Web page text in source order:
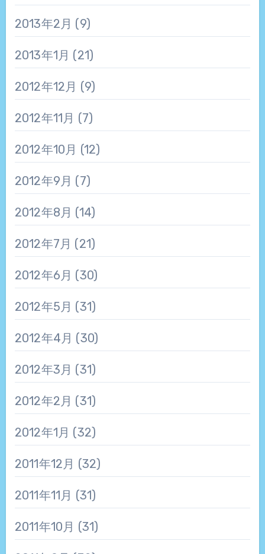
2013年2月 (9)
2013年1月 (21)
2012年12月 (9)
2012年11月 (7)
2012年10月 (12)
2012年9月 (7)
2012年8月 (14)
2012年7月 (21)
2012年6月 (30)
2012年5月 (31)
2012年4月 (30)
2012年3月 (31)
2012年2月 (31)
2012年1月 (32)
2011年12月 (32)
2011年11月 (31)
2011年10月 (31)